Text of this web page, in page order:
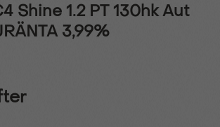
Shine 1.2 PT 130hk Aut
3,99%